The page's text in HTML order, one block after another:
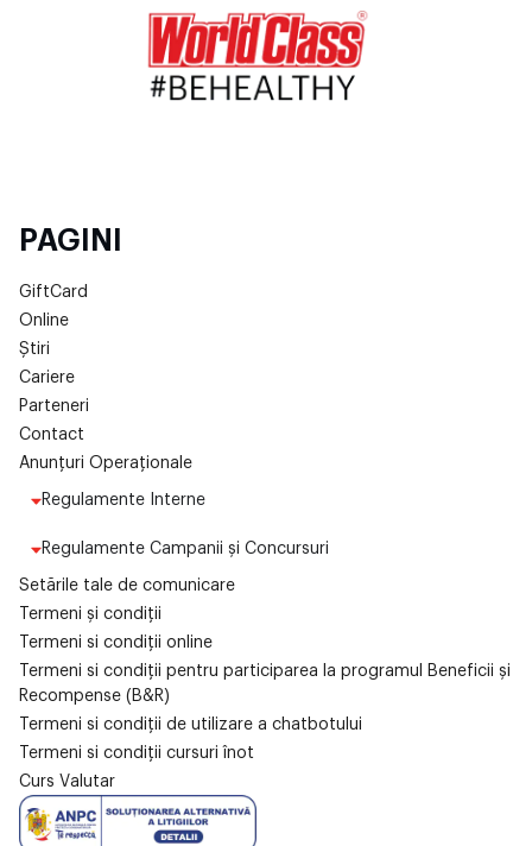
PAGINI
GiftCard
Online
Știri
Cariere
Parteneri
Contact
Anunțuri Operaționale
Regulamente Interne
Regulamente Campanii și Concursuri
Setările tale de comunicare
Termeni și condiții
Termeni si condiții online
Termeni si condiții pentru participarea la programul Beneficii și
Recompense (B&R)
Termeni si condiții de utilizare a chatbotului
Termeni si condiții cursuri înot
Curs Valutar